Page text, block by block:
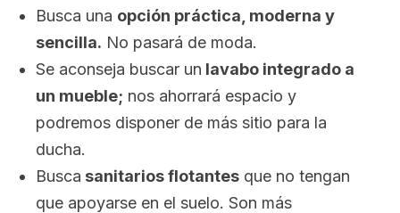
Busca una opción práctica, moderna y
sencilla. No pasará de moda.
Se aconseja buscar un lavabo integrado a
un mueble; nos ahorrará espacio y
podremos disponer de más sitio para la
ducha.
Busca sanitarios flotantes que no tengan
que apoyarse en el suelo. Son más